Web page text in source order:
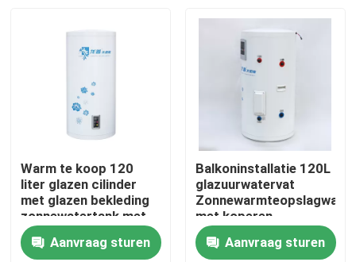
Thuis
Warm te koop 120
liter glazen cilinder
met glazen bekleding
zonnewatertank met
warmtewisselaar
Aanvraag sturen
Balkoninstallatie 120L
glazuurwatervat
met koperen
spoelwarmtewisselaar
Aanvraag sturen